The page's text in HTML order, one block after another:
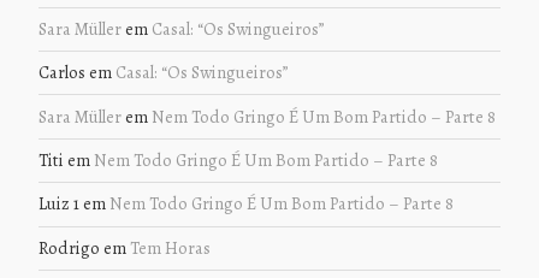
Sara Müllerem Casal: “Os Swingueiros”
Carlos em Casal: “Os Swingueiros”
Sara Müllerem Nem Todo Gringo É Um Bom Partido – Parte 8
Titi em Nem Todo Gringo É Um Bom Partido – Parte 8
Luiz 1em Nem Todo Gringo É Um Bom Partido – Parte 8
Rodrigo em Tem Horas